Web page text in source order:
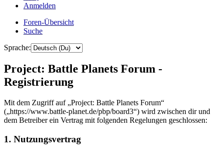
Anmelden
Foren-Übersicht
Suche
Sprache:
Project: Battle Planets Forum -
Registrierung
Mit dem Zugriff auf „Project: Battle Planets Forum“
(„https://www.battle-planet.de/pbp/board3“) wird zwischen dir und
dem Betreiber ein Vertrag mit folgenden Regelungen geschlossen:
1. Nutzungsvertrag